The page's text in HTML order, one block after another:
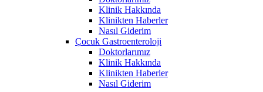
Klinik Hakkında
Klinikten Haberler
Nasıl Giderim
Çocuk Gastroenteroloji
Doktorlarımız
Klinik Hakkında
Klinikten Haberler
Nasıl Giderim